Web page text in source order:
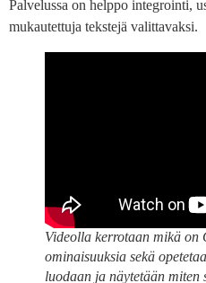
Palvelussa on helppo integrointi,
mukautettuja tekstejä valittavaksi.
Videolla kerrotaan mikä on
ominaisuuksia sekä
luodaan ja näytetään miten